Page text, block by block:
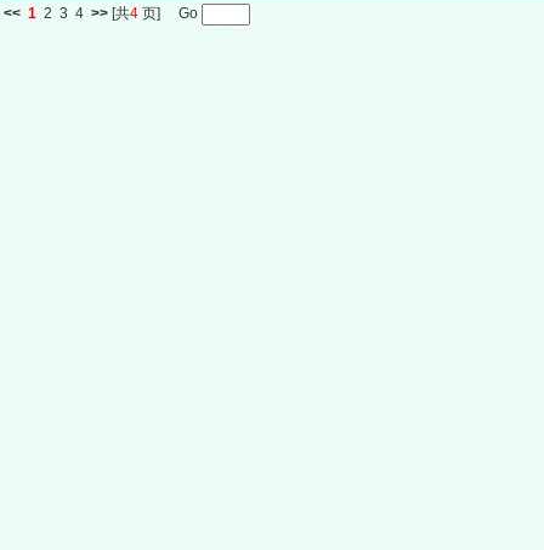
<< 1 2 3 4 >> [共4 页] Go